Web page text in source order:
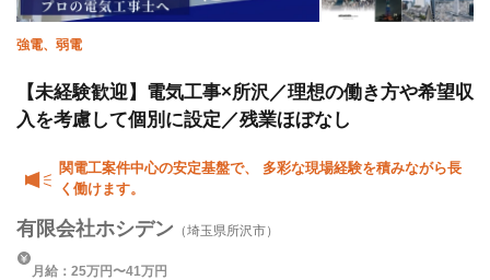
強電、弱電
【未経験歓迎】電気工事×所沢／理想の働き方や希望収
入を考慮して個別に設定／残業ほぼなし
関電工案件中心の安定基盤で、 多彩な現場経験を積みながら長
く働けます。
有限会社ホシデン （埼玉県所沢市）
月給：25万円〜41万円